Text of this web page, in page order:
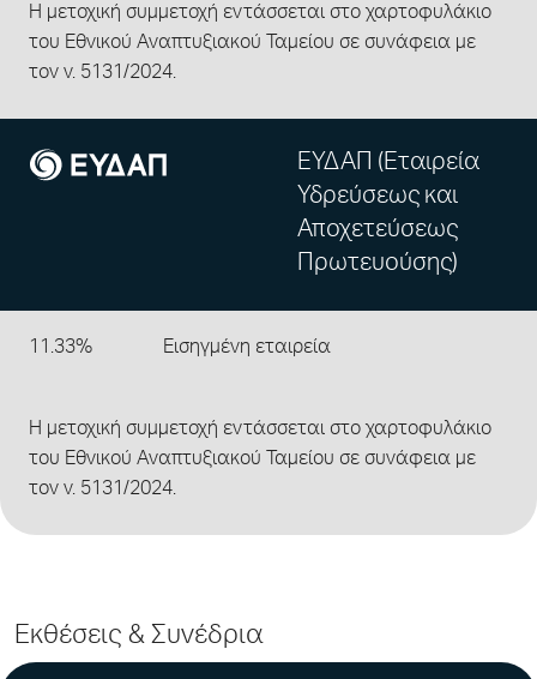
Η μετοχική συμμετοχή εντάσσεται στο χαρτοφυλάκιο
του Εθνικού Αναπτυξιακού Ταμείου σε συνάφεια με
τον ν. 5131/2024.
ΕΥΔΑΠ (Εταιρεία
Υδρεύσεως και
Αποχετεύσεως
Πρωτευούσης)
11.33% Εισηγμένη εταιρεία
Η μετοχική συμμετοχή εντάσσεται στο χαρτοφυλάκιο
του Εθνικού Αναπτυξιακού Ταμείου σε συνάφεια με
τον ν. 5131/2024.
Εκθέσεις & Συνέδρια